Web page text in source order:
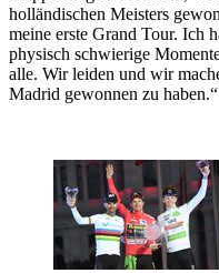
holländischen Meisters
meine erste Grand Tour. Ich
physisch schwierige
alle. Wir leiden und wir
Madrid gewonnen zu haben.“